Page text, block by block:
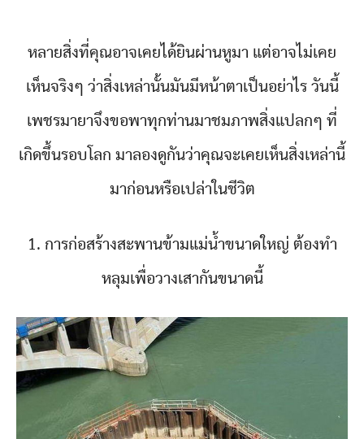
หลายสิ่งที่คุณอาจเคยได้ยินผ่านหูมา แต่อาจไม่เคย
เห็นจริงๆ ว่าสิ่งเหล่านั้นมันมีหน้าตาเป็นอย่าไร วันนี้
เพชรมายาจึงขอพาทุกท่านมาชมภาพสิ่งแปลกๆ ที่
เกิดขึ้นรอบโลก มาลองดูกันว่าคุณจะเคยเห็นสิ่งเหล่านี้
มาก่อนหรือเปล่าในชีวิต
1. การก่อสร้างสะพานข้ามแม่น้ำขนาดใหญ่ ต้องทำ
หลุมเพื่อวางเสากันขนาดนี้